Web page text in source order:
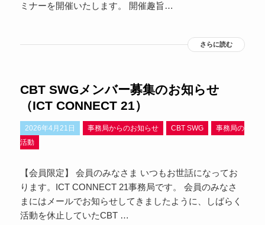
ミナーを開催いたします。 開催趣旨…
さらに読む
CBT SWGメンバー募集のお知らせ
（ICT CONNECT 21）
2026年4月21日 事務局からのお知らせ CBT SWG
事務局の
活動
【会員限定】 会員のみなさま いつもお世話になってお
ります。ICT CONNECT 21事務局です。 会員のみなさ
まにはメールでお知らせしてきましたように、しばらく
活動を休止していたCBT …